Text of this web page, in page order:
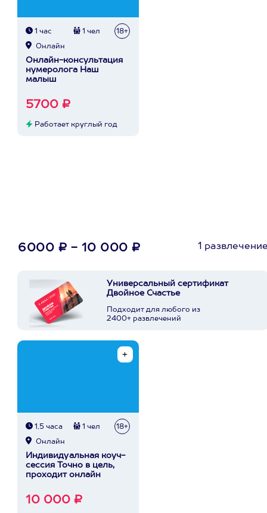
1 час 1 чел 18+
Онлайн
Онлайн-консультация
нумеролога Наш
малыш
5700 ₽
Работает круглый год
6000 ₽ - 10 000 ₽ 1
Универсальный сертификат
Двойное Счастье
Подходит для любого из
2400+ развлечений
1,5 часа 1 чел 18+
Онлайн
Индивидуальная коуч-
сессия Точно в цель,
проходит онлайн
10 000 ₽